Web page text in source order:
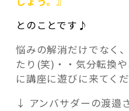
とのことです♪
悩みの解消だけでなく
たり(笑)・・気分転換
に講座に遊びに来てく
↓ アンバサダーの渡邉